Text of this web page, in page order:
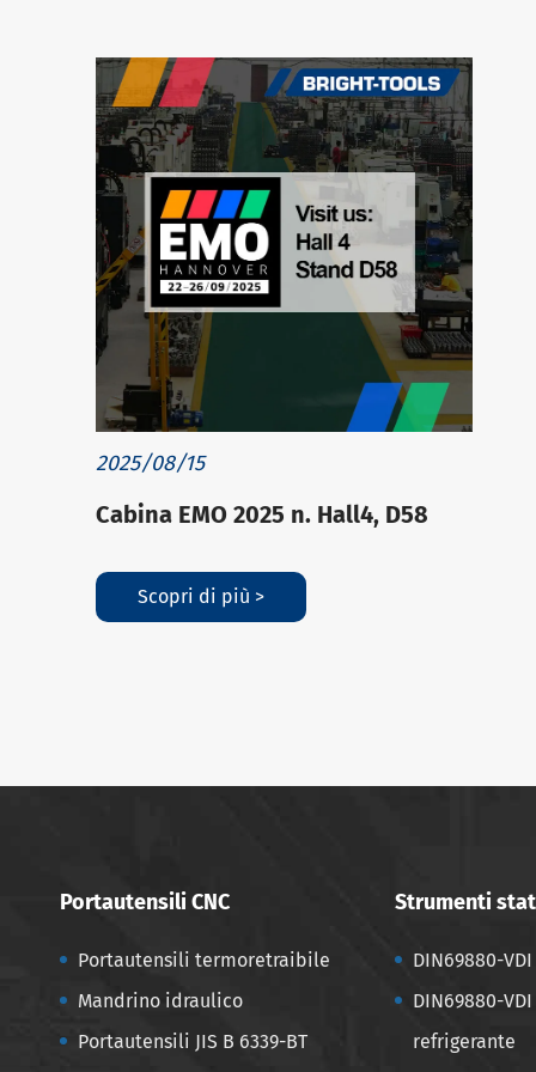
2025/08/15
Cabina EMO 2025 n. Hall4, D58
Scopri di più >
Portautensili CNC
Portautensili termoretraibile
Mandrino idraulico
Portautensili JIS B 6339-BT
Strumenti
DIN69880-
DIN69880-
refrigerante